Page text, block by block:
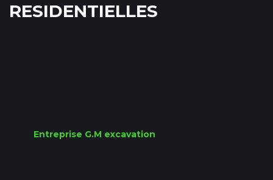
RESIDENTIELLES
Entreprise G.M excavation